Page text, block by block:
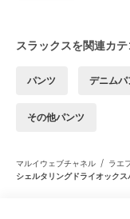
スラックスを関連カ
パンツ デニムパ
その他パンツ
マルイウェブチャネル / ラエ
シェルタリングドライオック